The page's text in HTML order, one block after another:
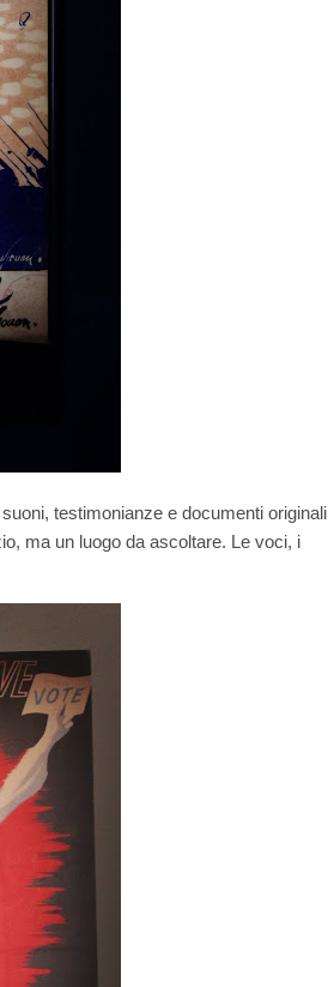
testimonianze e documenti originali
ma un luogo da ascoltare. Le voci, i